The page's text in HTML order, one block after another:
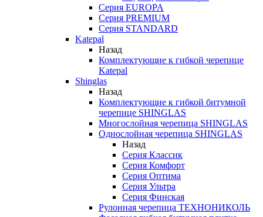
Серия EUROPA
Серия PREMIUM
Серия STANDARD
Katepal
Назад
Комплектующие к гибкой черепице
Katepal
Shinglas
Назад
Комплектующие к гибкой битумной
черепице SHINGLAS
Многослойная черепица SHINGLAS
Однослойная черепица SHINGLAS
Назад
Серия Классик
Серия Комфорт
Серия Оптима
Серия Ультра
Серия Финская
Рулонная черепица ТЕХНОНИКОЛЬ